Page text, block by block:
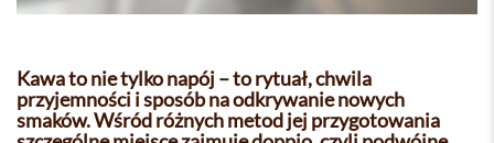
Kawa to nie tylko napój – to rytuał, chwila
przyjemności i sposób na odkrywanie nowych
smaków. Wśród różnych metod jej przygotowania